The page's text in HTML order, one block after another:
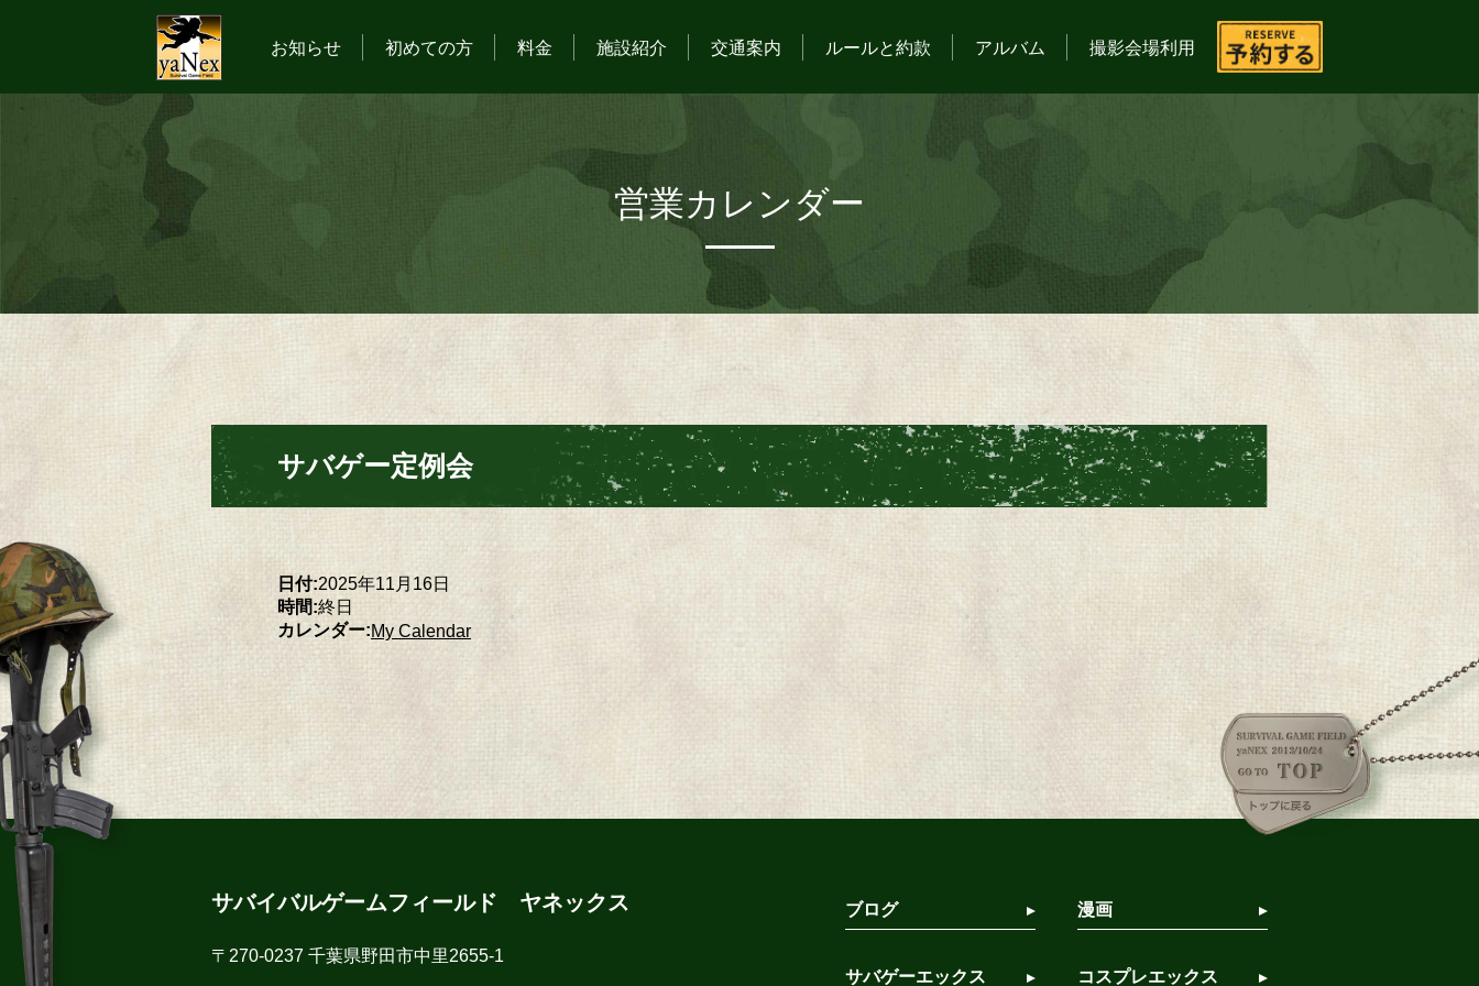
お知らせ 初めての方 料金 施設紹介 交通案内 ルールと約款 アルバム 撮影会場利用
営業カレンダー
サバゲー定例会
日付:2025年11月16日
時間:終日
カレンダー:My Calendar
サバイバルゲームフィールド ヤネックス
〒270-0237 千葉県野田市中里2655-1
ブログ 漫画
サバゲーエックス コスプレエックス